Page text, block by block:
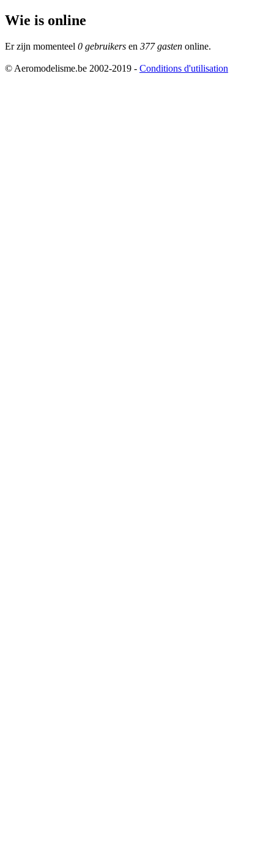
Wie is online
Er zijn momenteel 0 gebruikers en 377 gasten online.
© Aeromodelisme.be 2002-2019 - Conditions d'utilisation